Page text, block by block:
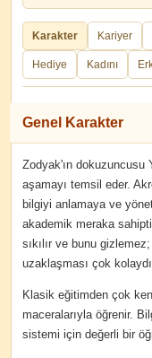
Karakter Kariyer
Hediye Kadını
Genel Karakter
Zodyak'ın dokuzuncusu
aşamayı temsil eder.
bilgiyi anlamaya ve
akademik meraka
sıkılır ve bunu
uzaklaşması çok
Klasik eğitimden çok
maceralarıyla öğrenir.
sistemi için değerli bir